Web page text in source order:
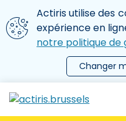
Aller au contenu principal
Nous utilisons des
Actiris utilise des
expérience en
notre politique de
Changer
le menu